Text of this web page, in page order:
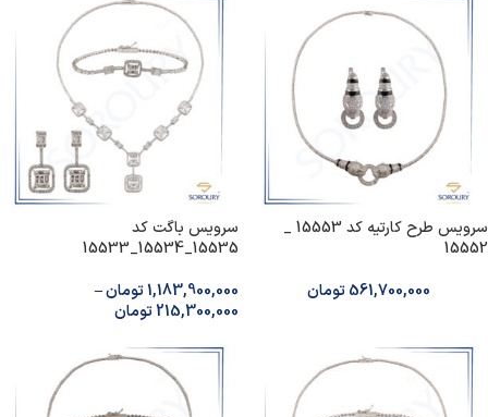
سرویس طرح کارتیه کد 15553 _
15552
561,700,000تومان
سرویس‌ باگت کد
15535_15534_15533
1,183,900,000تومان–
215,300,000تومان